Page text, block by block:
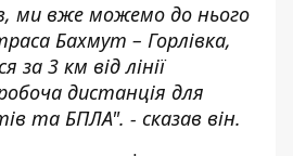
ми вже можемо до нього
Бахмут – Горлівка,
за 3 км від лінії
дистанція для
та БПЛА". - сказав він.